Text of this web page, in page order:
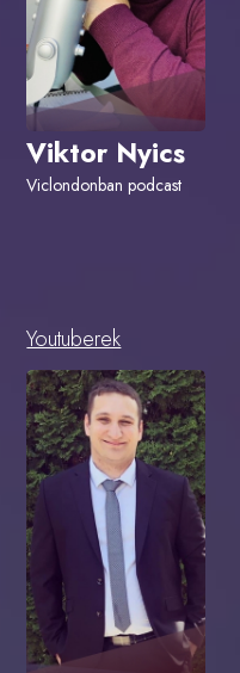
Viktor Nyics
Viclondonban podcast
Youtuberek